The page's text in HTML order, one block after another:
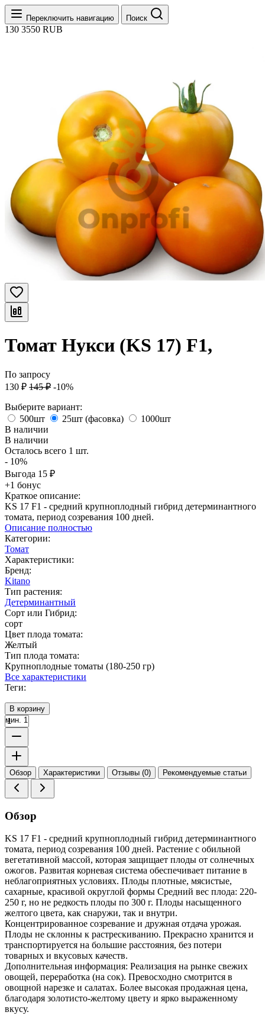
Переключить навигацию Поиск
130 3550 RUB
Томат Нукси (KS 17) F1,
По запросу
130 ₽ 145 ₽ -10%
Выберите вариант:
500шт
25шт (фасовка)
1000шт
В наличии
В наличии
Осталось всего 1 шт.
- 10%
Выгода 15 ₽
+1 бонус
Краткое описание:
KS 17 F1 - средний крупноплодный гибрид детерминантного
томата, период созревания 100 дней.
Описание полностью
Категории:
Томат
Характеристики:
Бренд:
Kitano
Тип растения:
Детерминантный
Сорт или Гибрид:
сорт
Цвет плода томата:
Желтый
Тип плода томата:
Крупноплодные томаты (180-250 гр)
Все характеристики
Теги:
В корзину
мин. 1
Обзор Характеристики Отзывы (0) Рекомендуемые статьи
Обзор
KS 17 F1 - средний крупноплодный гибрид детерминантного
томата, период созревания 100 дней. Растение с обильной
вегетативной массой, которая защищает плоды от солнечных
ожогов. Развитая корневая система обеспечивает питание в
неблагоприятных условиях. Плоды плотные, мясистые,
сахарные, красивой округлой формы Средний вес плода: 220-
250 г, но не редкость плоды по 300 г. Плоды насыщенного
желтого цвета, как снаружи, так и внутри.
Концентрированное созревание и дружная отдача урожая.
Плоды не склонны к растрескиванию. Прекрасно хранится и
транспортируется на большие расстояния, без потери
товарных и вкусовых качеств.
Дополнительная информация: Реализация на рынке свежих
овощей, переработка (на сок). Превосходно смотрится в
овощной нарезке и салатах. Более высокая продажная цена,
благодаря золотисто-желтому цвету и ярко выраженному
вкусу.